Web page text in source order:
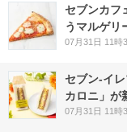
セブンカフ
うマルゲリ
07月31日 11時
セブン‐イ
カロニ」が
07月31日 11時